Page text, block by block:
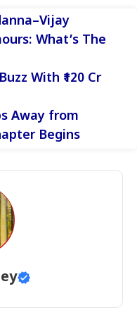
What’s The
With ₹120 Cr
Away from
Begins